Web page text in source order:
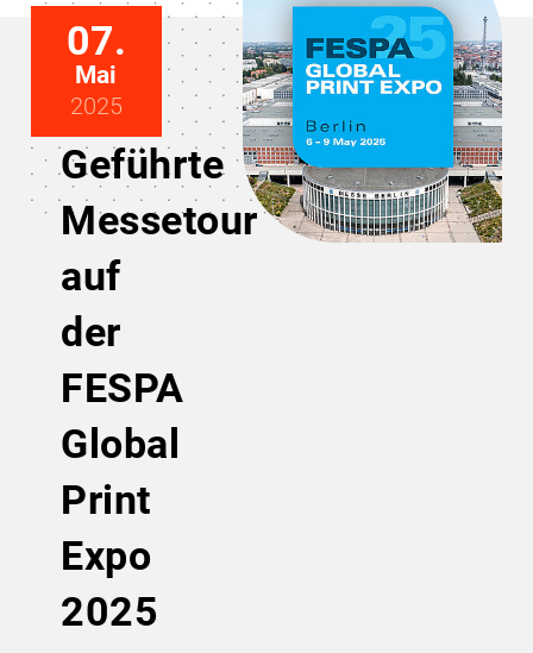
07.
Mai
2025
Geführte
Messetour
auf
der
FESPA
Global
Print
Expo
2025